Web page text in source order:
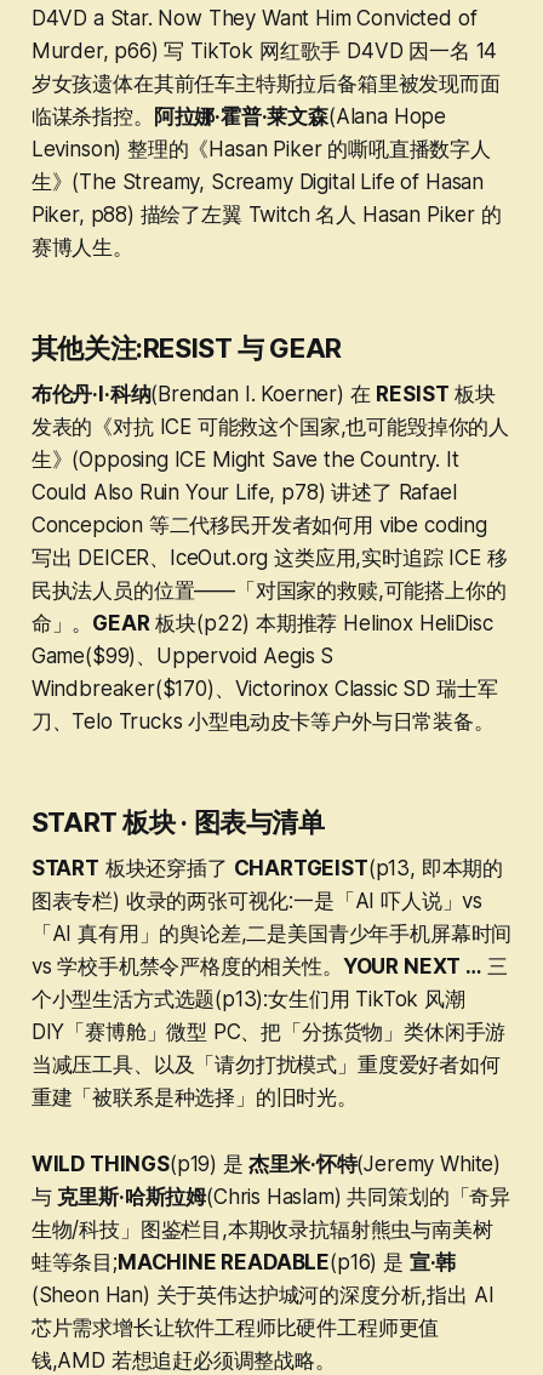
D4VD a Star. Now They Want Him Convicted of
Murder, p66) 写 TikTok 网红歌手 D4VD 因一名 14
岁女孩遗体在其前任车主特斯拉后备箱里被发现而面
临谋杀指控。
阿拉娜·霍普·莱文森(Alana Hope
Levinson) 整理的《Hasan Piker 的嘶吼直播数字人
生》(The Streamy, Screamy Digital Life of Hasan
Piker, p88) 描绘了左翼 Twitch 名人 Hasan Piker 的
赛博人生。
其他关注:RESIST 与 GEAR
布伦丹·I·科纳(Brendan I. Koerner) 在 RESIST 板块
发表的《对抗 ICE 可能救这个国家,也可能毁掉你的人
生》(Opposing ICE Might Save the Country. It
Could Also Ruin Your Life, p78) 讲述了 Rafael
Concepcion 等二代移民开发者如何用 vibe coding
写出 DEICER、IceOut.org 这类应用,实时追踪 ICE 移
民执法人员的位置——「对国家的救赎,可能搭上你的
命」。 GEAR板块(p22) 本期推荐 Helinox HeliDisc
Game($99)、Uppervoid Aegis S
Windbreaker($170)、Victorinox Classic SD 瑞士军
刀、Telo Trucks 小型电动皮卡等户外与日常装备。
START 板块 · 图表与清单
START 板块还穿插了 CHARTGEIST(p13, 即本期的
图表专栏) 收录的两张可视化:一是「AI 吓人说」vs
「AI 真有用」的舆论差,二是美国青少年手机屏幕时间
vs 学校手机禁令严格度的相关性。 YOUR NEXT …三
个小型生活方式选题(p13):女生们用 TikTok 风潮
DIY「赛博舱」微型 PC、把「分拣货物」类休闲手游
当减压工具、以及「请勿打扰模式」重度爱好者如何
重建「被联系是种选择」的旧时光。
WILD THINGS(p19) 是杰里米·怀特(Jeremy White)
与 克里斯·哈斯拉姆(Chris Haslam) 共同策划的「奇异
生物/科技」图鉴栏目,本期收录抗辐射熊虫与南美树
蛙等条目; MACHINE READABLE(p16) 是 宣·韩
(Sheon Han) 关于英伟达护城河的深度分析,指出 AI
芯片需求增长让软件工程师比硬件工程师更值
钱,AMD 若想追赶必须调整战略。